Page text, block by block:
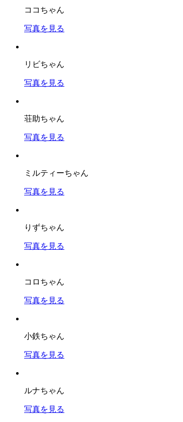
ココちゃん
写真を見る
リビちゃん
写真を見る
荘助ちゃん
写真を見る
ミルティーちゃん
写真を見る
りずちゃん
写真を見る
コロちゃん
写真を見る
小鉄ちゃん
写真を見る
ルナちゃん
写真を見る